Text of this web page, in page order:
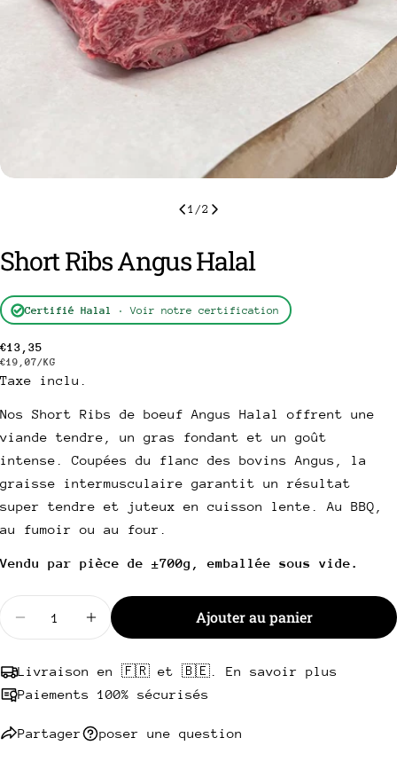
1 /2
Short Ribs Angus Halal
Certifié Halal · Voir notre certification
Prix
habituel
€13,35
PRIX
UNITAIRE
€19,07/PAR
KG
Taxe inclu.
Nos Short Ribs de boeuf Angus Halal offrent une
viande tendre, un gras fondant et un goût
intense. Coupées du flanc des bovins Angus, la
graisse intermusculaire garantit un résultat
super tendre et juteux en cuisson lente. Au BBQ,
au fumoir ou au four.
Vendu par pièce de ±700g, emballée sous vide.
Diminuer la quantité pour Short Ribs Angus Halal
Augmenter la quantité pour Short Ribs
Ajouter au panier
Livraison en 🇫🇷 et 🇧🇪. En savoir plus
Paiements 100% sécurisés
Partager
Partager ce produit
Copie
Partager
Facebook
Partager
X
Épingler
Pinterest
poser une question
nom
Votre
email
Votre
téléphone
Votre
message
Les champs marqués * sont obligatoires.
Envoyer une question